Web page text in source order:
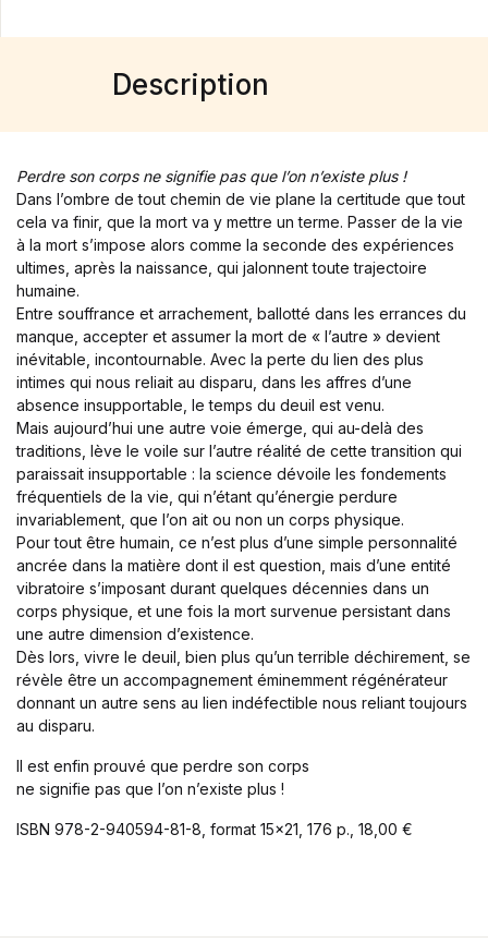
Single Product v4
Single Product v6
Shop Checkout
Shop My account
Shop List v1
Shop List v2
Shop List v3
Shop List v4
Shop List v5
Shop List v6
Shop List v7
Shop List v8
Shop List v9
Blog v1
Blog v2
Blog v3
404
About Us
Auteurs
Coming Soon
Contact
FAQ
Pricing Table
Terms and Conditions
Description
Perdre son corps ne signifie pas que l’on n’existe plus !
Dans l’ombre de tout chemin de vie plane la certitude que tout
cela va finir, que la mort va y mettre un terme. Passer de la vie
à la mort s’impose alors comme la seconde des expériences
ultimes, après la naissance, qui jalonnent toute trajectoire
humaine.
Entre souffrance et arrachement, ballotté dans les errances du
manque, accepter et assumer la mort de « l’autre » devient
inévitable, incontournable. Avec la perte du lien des plus
intimes qui nous reliait au disparu, dans les affres d’une
absence insupportable, le temps du deuil est venu.
Mais aujourd’hui une autre voie émerge, qui au-delà des
traditions, lève le voile sur l’autre réalité de cette transition qui
paraissait insupportable : la science dévoile les fondements
fréquentiels de la vie, qui n’étant qu’énergie perdure
invariablement, que l’on ait ou non un corps physique.
Pour tout être humain, ce n’est plus d’une simple personnalité
ancrée dans la matière dont il est question, mais d’une entité
vibratoire s’imposant durant quelques décennies dans un
corps physique, et une fois la mort survenue persistant dans
une autre dimension d’existence.
Dès lors, vivre le deuil, bien plus qu’un terrible déchirement, se
révèle être un accompagnement éminemment régénérateur
donnant un autre sens au lien indéfectible nous reliant toujours
au disparu.
Il est enfin prouvé que perdre son corps
ne signifie pas que l’on n’existe plus !
ISBN 978-2-940594-81-8, format 15×21, 176 p., 18,00 €